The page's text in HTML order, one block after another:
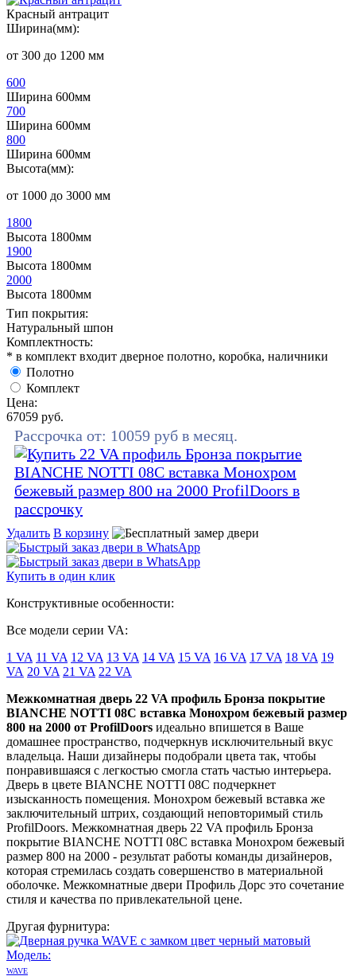
Красный антрацит
Ширина(мм):
от 300 до 1200 мм
600
Ширина 600мм
700
Ширина 600мм
800
Ширина 600мм
Высота(мм):
от 1000 до 3000 мм
1800
Высота 1800мм
1900
Высота 1800мм
2000
Высота 1800мм
Тип покрытия:
Натуральный шпон
Комплектность:
* в комплект входит дверное полотно, коробка, наличники
Полотно
Комплект
Цена:
67059 руб.
Рассрочка от: 10059 руб в месяц.
Удалить В корзину
Купить в один клик
Конструктивные особенности:
Все модели серии VA:
1 VA 11 VA 12 VA 13 VA 14 VA 15 VA 16 VA 17 VA 18 VA 19
VA 20 VA 21 VA 22 VA
Межкомнатная дверь 22 VA профиль Бронза покрытие
BIANCHE NOTTI 08C вставка Монохром бежевый размер
800 на 2000 от ProfilDoors идеально впишется в Ваше
домашнее пространство, подчеркнув исключительный вкус
владельца. Наши дизайнеры подобрали цвета так, чтобы
понравившаяся с легкостью смогла стать частью интерьера.
Дверь в цвете BIANCHE NOTTI 08C подчеркнет
изысканность помещения. Монохром бежевый вставка же
заключительный штрих, создающий неповторимый стиль
ProfilDoors. Межкомнатная дверь 22 VA профиль Бронза
покрытие BIANCHE NOTTI 08C вставка Монохром бежевый
размер 800 на 2000 - результат работы команды дизайнеров,
которая стремилась создать совершенство в материальной
оболочке. Межкомнатные двери Профиль Дорс это сочетание
стиля и качества по привлекательной цене.
Другая фурнитура:
Модель:
WAVE